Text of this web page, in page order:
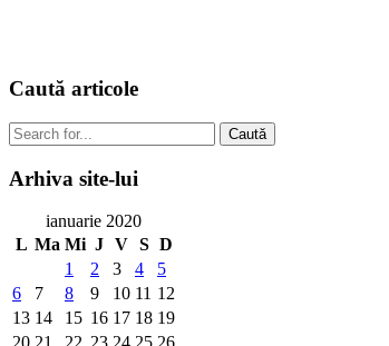
Caută articole
Caută
Arhiva site-lui
ianuarie 2020
L Ma Mi J V S D
1
2 3 4
5
6
7 8 9 10 11 12
13 14 15 16 17 18 19